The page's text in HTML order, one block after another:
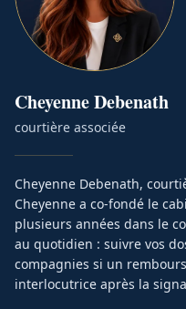
CheyenneDebenath
courtière associée
Cheyenne Debenath,
Cheyenne a co-fondé le
plusieurs années dans le
au quotidien : suivre vos
compagnies si un
interlocutrice après la